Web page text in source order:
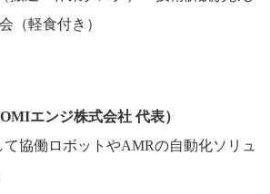
（軽食付き）
エンジ株式会社 代表）
て協働ロボットやAMRの自動化ソリュ